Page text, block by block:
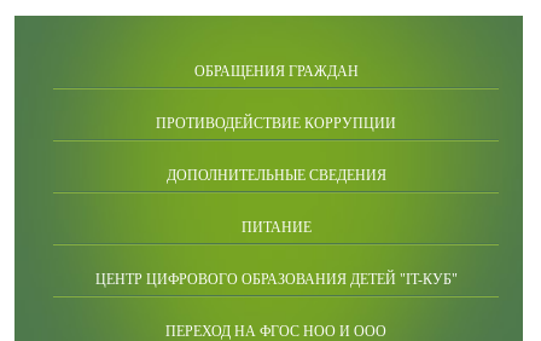
ОБРАЩЕНИЯ ГРАЖДАН
ПРОТИВОДЕЙСТВИЕ КОРРУПЦИИ
ДОПОЛНИТЕЛЬНЫЕ СВЕДЕНИЯ
ПИТАНИЕ
ЦЕНТР ЦИФРОВОГО ОБРАЗОВАНИЯ ДЕТЕЙ "IT-КУБ"
ПЕРЕХОД НА ФГОС НОО И ООО